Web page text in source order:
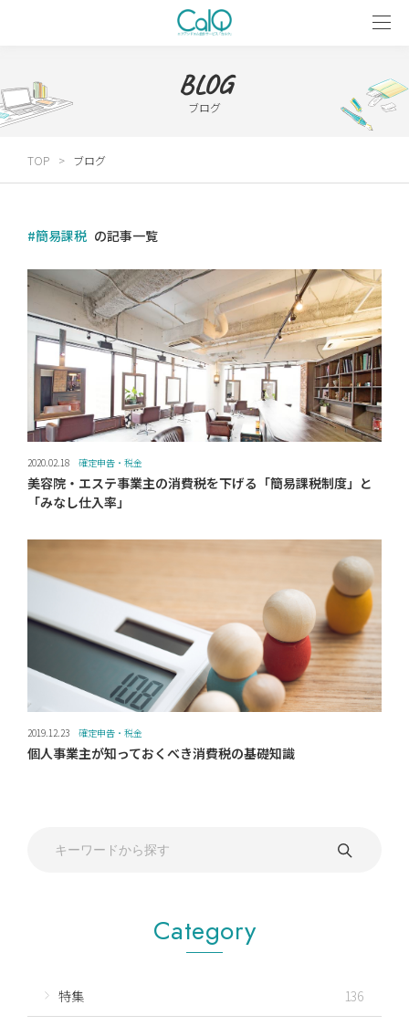
BLOG
ブログ
TOP ブログ
#簡易課税 の記事一覧
2020.02.18 確定申告・税金
美容院・エステ事業主の消費税を下げる「簡易課税制度」と
「みなし仕入率」
2019.12.23 確定申告・税金
個人事業主が知っておくべき消費税の基礎知識
Category
特集 136